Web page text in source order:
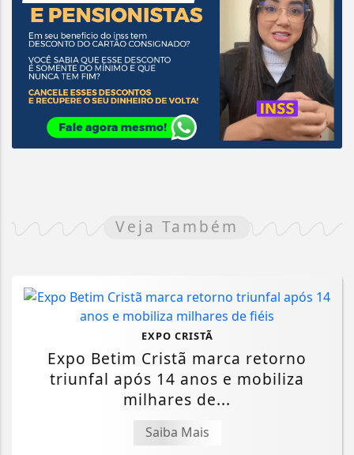
Veja Também
EXPO CRISTÃ
Expo Betim Cristã marca retorno
triunfal após 14 anos e mobiliza
milhares de...
Saiba Mais